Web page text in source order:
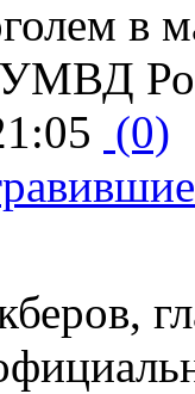
в
(0)